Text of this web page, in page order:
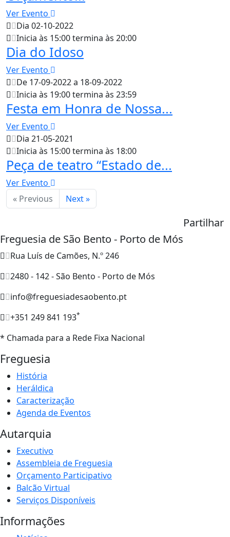
Ver Evento
Dia 02-10-2022
Inicia às 15:00 termina às 20:00
Dia do Idoso
Ver Evento
De 17-09-2022 a 18-09-2022
Inicia às 19:00 termina às 23:59
Festa em Honra de Nossa...
Ver Evento
Dia 21-05-2021
Inicia às 15:00 termina às 18:00
Peça de teatro “Estado de...
Ver Evento
« Previous
Next »
Partilhar
Freguesia de São Bento - Porto de Mós
Rua Luís de Camões, N.º 246
2480 - 142 - São Bento - Porto de Mós
info@freguesiadesaobento.pt
+351 249 841 193*
* Chamada para a Rede Fixa Nacional
Freguesia
História
Heráldica
Caracterização
Agenda de Eventos
Autarquia
Executivo
Assembleia de Freguesia
Orçamento Participativo
Balcão Virtual
Serviços Disponíveis
Informações